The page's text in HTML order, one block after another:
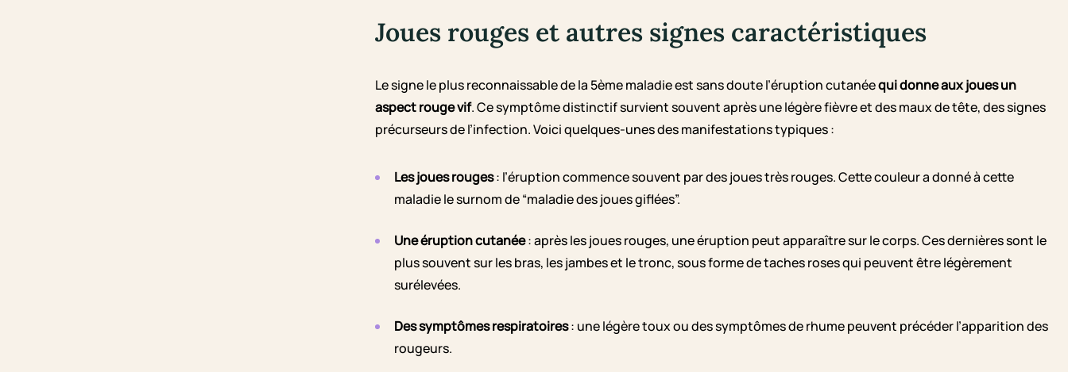
Joues rouges et autres signes caractéristiques
Le signe le plus reconnaissable de la 5ème maladie est sans doute l’éruption cutanéequi donne aux joues un
aspect rouge vif. Ce symptôme distinctif survient souvent après une légère fièvre et des maux de tête, des signes
précurseurs de l’infection. Voici quelques-unes des manifestations typiques :
Les joues rouges: l’éruption commence souvent par des joues très rouges. Cette couleur a donné à cette
maladie le surnom de “maladie des joues giflées”.
Une éruption cutanée: après les joues rouges, une éruption peut apparaître sur le corps. Ces dernières sont le
plus souvent sur les bras, les jambes et le tronc, sous forme de taches roses qui peuvent être légèrement
surélevées.
Des symptômes respiratoires: une légère toux ou des symptômes de rhume peuvent précéder l’apparition des
rougeurs.